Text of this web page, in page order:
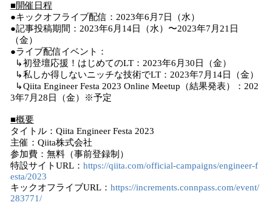
■開催日程
●キックオフライブ配信：2023年6月7日（水）
●記事投稿期間：2023年6月14日（水）〜2023年7月21日
（金）
●ライブ配信イベント：
↳初登壇応援！はじめてのLT：2023年6月30日（金）
↳私しか得しないニッチな技術でLT：2023年7月14日（金）
↳Qiita Engineer Festa 2023 Online Meetup（結果発表）：202
3年7月28日（金）※予定
■概要
タイトル：Qiita Engineer Festa 2023
主催：Qiita株式会社
参加費：無料（事前登録制）
特設サイトURL： https://qiita.com/official-campaigns/engineer-f
esta/2023
キックオフライブURL： https://increments.connpass.com/event/
283771/